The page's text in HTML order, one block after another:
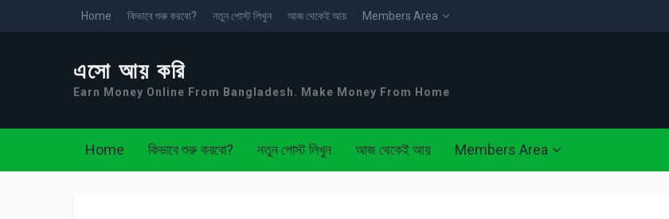
Home কিভাবে শুরু করবো? নতুন পোস্ট লিখুন আজ থেকেই আয় Members Area
এসো আয় করি
Earn Money Online From Bangladesh. Make Money From Home
Home কিভাবে শুরু করবো? নতুন পোস্ট লিখুন আজ থেকেই আয় Members Area